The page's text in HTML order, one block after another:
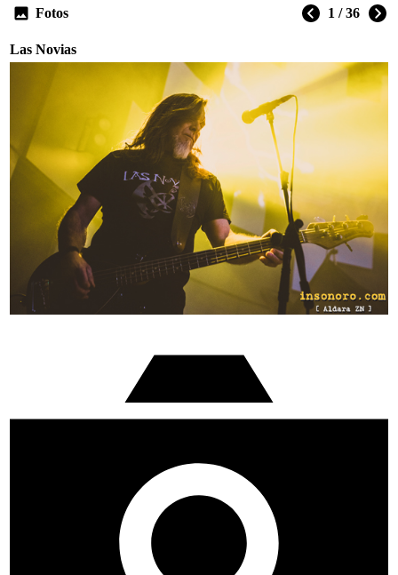
Fotos 1 / 36
Las Novias